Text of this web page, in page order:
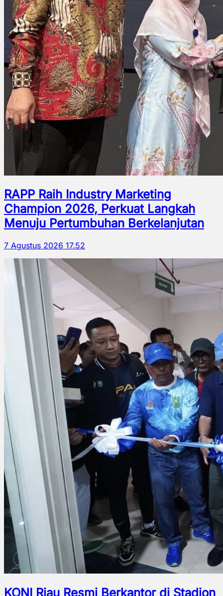
RAPP Raih Industry Marketing
Champion 2026, Perkuat Langkah
Menuju Pertumbuhan Berkelanjutan
7 Agustus 2026 17.52
KONI Riau Resmi Berkantor di Stadion